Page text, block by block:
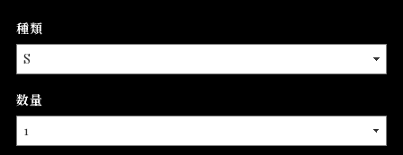
種類
数量